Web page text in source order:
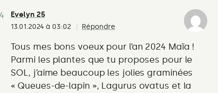
Evelyn 25
13.01.2024 à 03:02 Répondre
Tous mes bons voeux pour l’an 2024 Maïa !
Parmi les plantes que tu proposes pour le
SOL, j’aime beaucoup les jolies graminées
« Queues-de-lapin », Lagurus ovatus et la